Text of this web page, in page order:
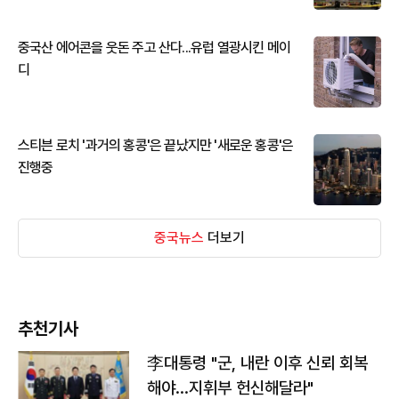
중국산 에어콘을 웃돈 주고 산다...유럽 열광시킨 메이
디
스티븐 로치 '과거의 홍콩'은 끝났지만 '새로운 홍콩'은
진행중
중국뉴스 더보기
추천기사
李대통령 "군, 내란 이후 신뢰 회복
해야…지휘부 헌신해달라"